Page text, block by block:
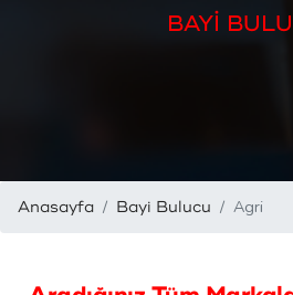
BAYİ
Anasayfa Bayi Bulucu Agri